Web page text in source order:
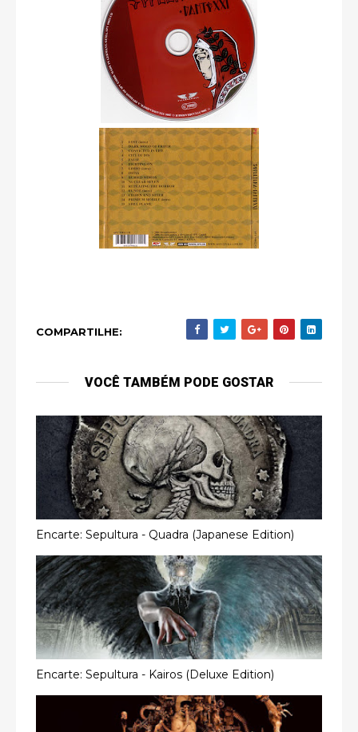
COMPARTILHE:
VOCÊ TAMBÉM PODE GOSTAR
Encarte: Sepultura - Quadra (Japanese Edition)
Encarte: Sepultura - Kairos (Deluxe Edition)